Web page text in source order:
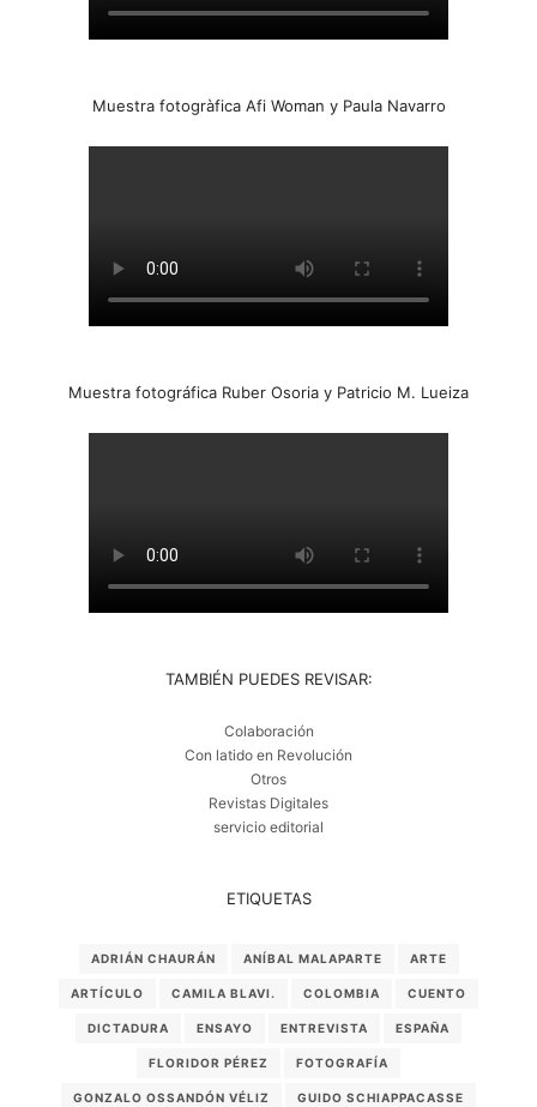
Muestra fotogràfica Afi Woman y Paula Navarro
Muestra fotográfica Ruber Osoria y Patricio M. Lueiza
TAMBIÉN PUEDES REVISAR:
Colaboración
Con latido en Revolución
Otros
Revistas Digitales
servicio editorial
ETIQUETAS
ADRIÁN CHAURÁN ANÍBAL MALAPARTE ARTE
ARTÍCULO CAMILA BLAVI. COLOMBIA CUENTO
DICTADURA ENSAYO ENTREVISTA ESPAÑA
FLORIDOR PÉREZ FOTOGRAFÍA
GONZALO OSSANDÓN VÉLIZ GUIDO SCHIAPPACASSE